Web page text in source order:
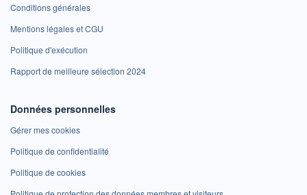
Conditions générales
Mentions légales et CGU
Politique d'exécution
Rapport de meilleure sélection 2024
Données personnelles
Gérer mes cookies
Politique de confidentialité
Politique de cookies